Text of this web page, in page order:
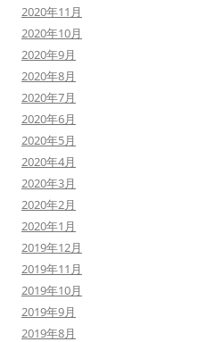
2020年11月
2020年10月
2020年9月
2020年8月
2020年7月
2020年6月
2020年5月
2020年4月
2020年3月
2020年2月
2020年1月
2019年12月
2019年11月
2019年10月
2019年9月
2019年8月